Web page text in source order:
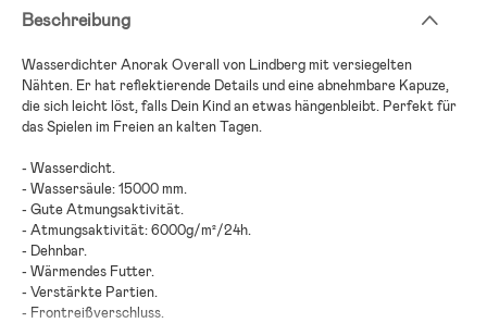
Beschreibung
Wasserdichter Anorak Overall von Lindberg mit versiegelten
Nähten. Er hat reflektierende Details und eine abnehmbare Kapuze,
die sich leicht löst, falls Dein Kind an etwas hängenbleibt. Perfekt für
das Spielen im Freien an kalten Tagen.
- Wasserdicht.
- Wassersäule: 15000 mm.
- Gute Atmungsaktivität.
- Atmungsaktivität: 6000g/m²/24h.
- Dehnbar.
- Wärmendes Futter.
- Verstärkte Partien.
- Frontreißverschluss.